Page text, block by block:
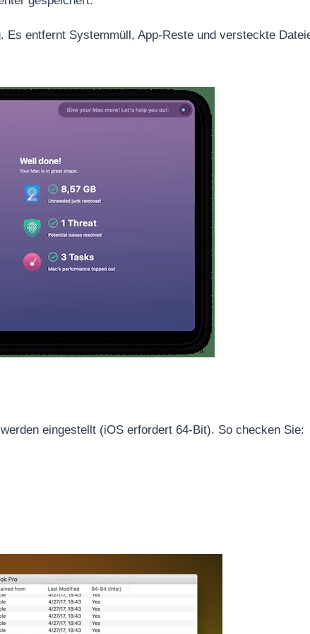
entfernt Systemmüll, App-Reste und versteckte
eingestellt (iOS erfordert 64-Bit). So checken Sie: